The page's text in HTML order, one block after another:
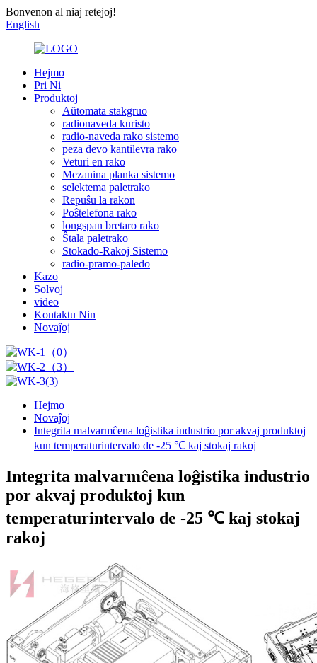
Bonvenon al niaj retejoj!
English
Hejmo
Pri Ni
Produktoj
Aŭtomata stakgruo
radionaveda kuristo
radio-naveda rako sistemo
peza devo kantilevra rako
Veturi en rako
Mezanina planka sistemo
selektema paletrako
Repuŝu la rakon
Poŝtelefona rako
longspan bretaro rako
Ŝtala paletrako
Stokado-Rakoj Sistemo
radio-pramo-paledo
Kazo
Solvoj
video
Kontaktu Nin
Novaĵoj
Hejmo
Novaĵoj
Integrita malvarmĉena loĝistika industrio por akvaj produktoj
kun temperaturintervalo de -25 ℃ kaj stokaj rakoj
Integrita malvarmĉena loĝistika industrio
por akvaj produktoj kun
temperaturintervalo de -25 ℃ kaj stokaj
rakoj